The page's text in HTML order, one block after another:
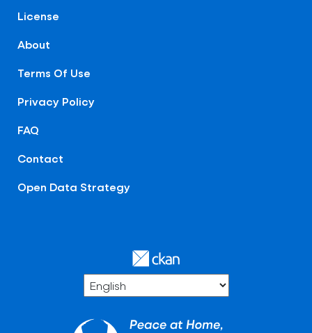
License
About
Terms Of Use
Privacy Policy
FAQ
Contact
Open Data Strategy